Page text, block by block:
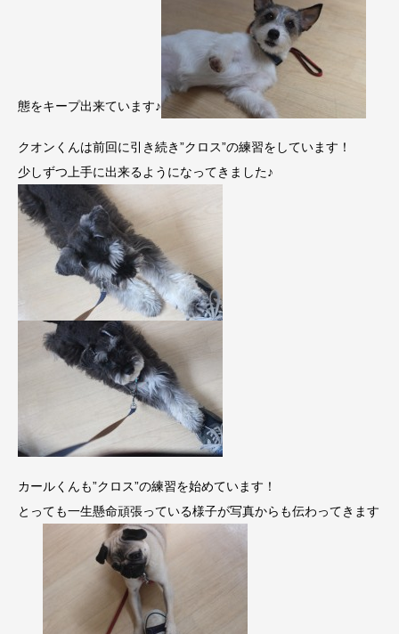
態をキープ出来ています♪
クオンくんは前回に引き続き”クロス”の練習をしています！
少しずつ上手に出来るようになってきました♪
カールくんも”クロス”の練習を始めています！
とっても一生懸命頑張っている様子が写真からも伝わってきます